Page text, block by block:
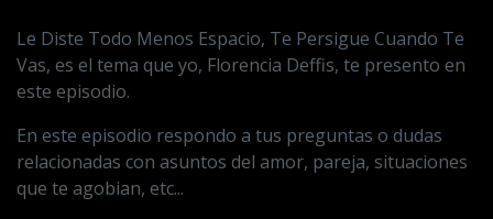
Le Diste Todo Menos Espacio, Te Persigue Cuando Te
Vas, es el tema que yo, Florencia Deffis, te presento en
este episodio.
En este episodio respondo a tus preguntas o dudas
relacionadas con asuntos del amor, pareja, situaciones
que te agobian, etc...